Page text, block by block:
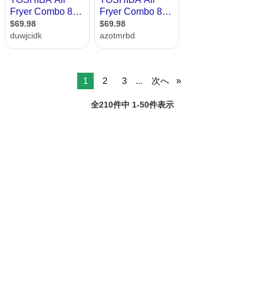
1 2 3 ... 次へ
全210件中 1-50件表示